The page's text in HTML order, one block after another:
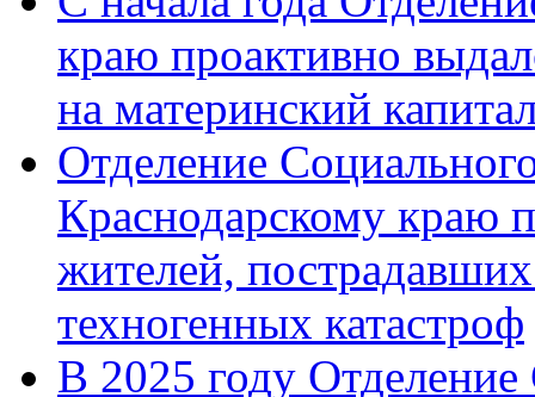
краю проактивно
на материнский
Отделение
Краснодарскому краю
жителей,
техногенных катастроф
В 2025 году